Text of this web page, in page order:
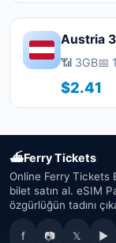
Austria
📶 3GB📅
$2.41
⛴Ferry Tickets
Online Ferry Tickets
bilet satın al. eSIM
özgürlüğün tadını
f 📷 𝕏 ▶